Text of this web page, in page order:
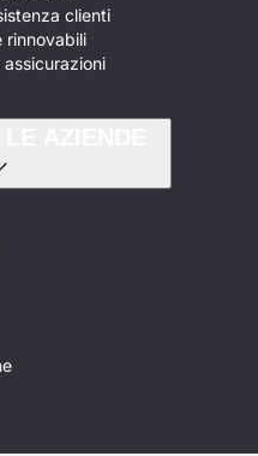
clienti
rinnovabili